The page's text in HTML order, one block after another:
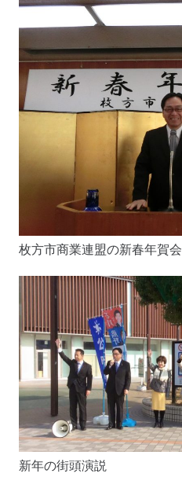
枚方市商業連盟の新春年賀会
新年の街頭演説